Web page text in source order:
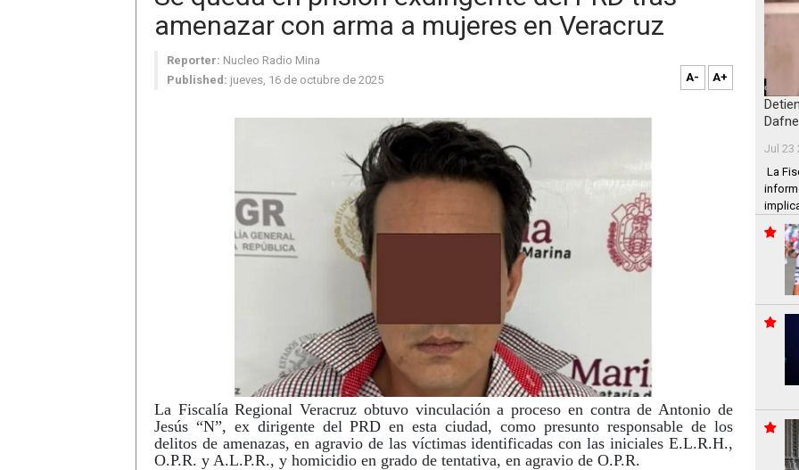
amenazar con arma a mujeres en Veracruz
Reporter: Nucleo Radio Mina
Published: jueves, 16 de octubre de 2025 A- A+
La Fiscalía Regional Veracruz obtuvo vinculación a proceso en contra de Antonio de
Jesús “N”, ex dirigente del PRD en esta ciudad, como presunto responsable de los
delitos de amenazas, en agravio de las víctimas identificadas con las iniciales E.L.R.H.,
O.P.R. y A.L.P.R., y homicidio en grado de tentativa, en agravio de O.P.R.
Jul 23
La